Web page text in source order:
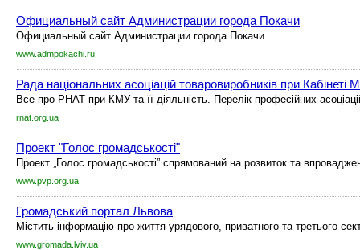
Официальный сайт Администрации города Покачи
Официальный сайт Администрации города Покачи
www.admpokachi.ru
Рада національних асоціацій товаровиробників при Кабінеті
Все про РНАТ при КМУ та її діяльність. Перелік професійних
rnat.org.ua
Проект "Голос громадськості"
Проект „Голос громадськості” спрямований на розвиток та
www.pvp.org.ua
Громадський портал Львова
Містить інформацію про життя урядового, приватного та третього
www.gromada.lviv.ua